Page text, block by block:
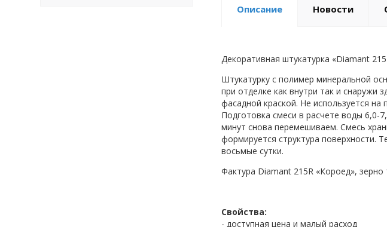
Описание Новости
Декоративная штукатурка «Diamant
Штукатурку с полимер минеральной
при отделке как внутри так и снаружи
фасадной краской. Не используется
Подготовка смеси в расчете воды 6,0-
минут снова перемешиваем. Смесь
формируется структура поверхности.
восьмые сутки.
Фактура Diamant 215R «Короед»,
Свойства:
- доступная цена и малый расход